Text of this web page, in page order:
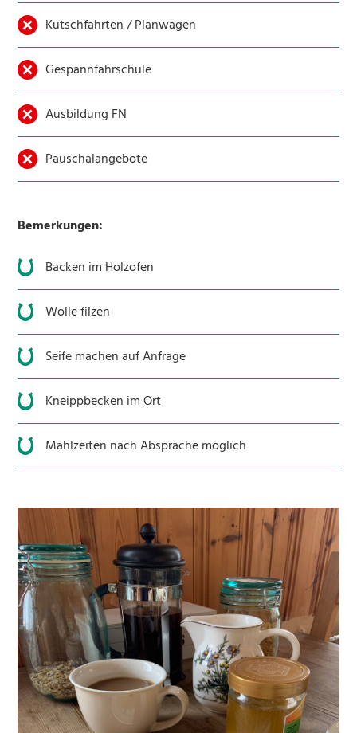
Kutschfahrten / Planwagen
Gespannfahrschule
Ausbildung FN
Pauschalangebote
Bemerkungen:
Backen im Holzofen
Wolle filzen
Seife machen auf Anfrage
Kneippbecken im Ort
Mahlzeiten nach Absprache möglich